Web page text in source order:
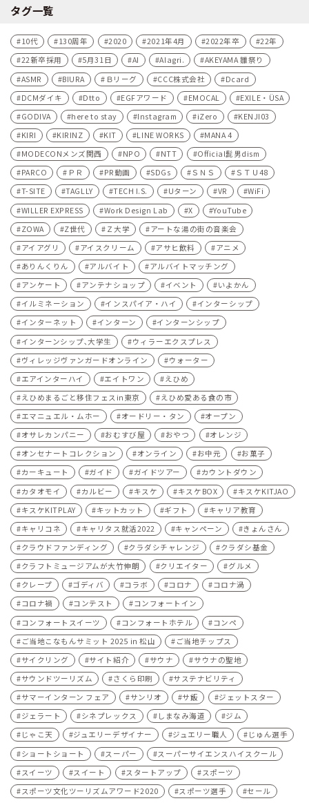
タグ一覧
10代 130周年 2020 2021年4月 2022年卒
22年
22新卒採用
5月31日 AI AIagri.
AKEYAMA 雛祭り
ASMR
BIURA Ｂリーグ CCC株式会社
Dcard
DCMダイキ
Dtto EGFアワード EMOCAL
EXILE・ÜSA
GODIVA
here to stay Instagram iZero
KENJI03
KIRI
KIRINZ KIT LINE WORKS
MANA 4
MODECONメンズ関西
NPO NTT
Official髭男dism
PARCO
ＰＲ PR動画 SDGs ＳＮＳ
ＳＴＵ48
T-SITE
TAGLLY TECH I.S. Uターン VR
WiFi
WILLER EXPRESS
Work Design Lab X
YouTube
ZOWA
Z世代 Ｚ大学
アートな湯の街の音楽会
アイアグリ
アイスクリーム アサヒ飲料
アニメ
ありんくりん
アルバイト
アルバイトマッチング
アンケート
アンテナショップ イベント
いよかん
イルミネーション
インスパイア・ハイ
インターシップ
インターネット
インターン
インターンシップ
インターンシップ､大学生
ウィラーエクスプレス
ヴィレッジヴァンガードオンライン
ウォーター
エアインターハイ
エイトワン
えひめ
えひめまるごと移住フェスin東京
えひめ愛ある食の市
エマニュエル・ムホー
オードリー・タン
オープン
オサレカンパニー
おむすび屋 おやつ
オレンジ
オンセナートコレクション
オンライン お中元
お菓子
カーキュート
ガイド ガイドツアー
カウントダウン
カタオモイ
カルビー キスケ キスケBOX
キスケKITJAO
キスケKITPLAY
キットカット ギフト
キャリア教育
キャリコネ
キャリタス就活2022 キャンペーン
きょんさん
クラウドファンディング
クラダシチャレンジ
クラダシ基金
クラフトミュージアムが大竹伸朗
クリエイター
グルメ
クレープ
ゴディバ コラボ コロナ
コロナ渦
コロナ禍
コンテスト
コンフォートイン
コンフォートスイーツ
コンフォートホテル
コンペ
ご当地こなもんサミット 2025 in 松山
ご当地チップス
サイクリング
サイト紹介 サウナ
サウナの聖地
サウンドツーリズム
さくら印刷
サステナビリティ
サマーインターン フェア
サンリオ サ飯
ジェットスター
ジェラート
シネプレックス しまなみ海道
ジム
じゃこ天
ジュエリーデザイナー ジュエリー職人
じゅん選手
ショートショート
スーパー
スーパーサイエンスハイスクール
スイーツ
スイート スタートアップ
スポーツ
スポーツ文化ツーリズムアワード2020
スポーツ選手 セール